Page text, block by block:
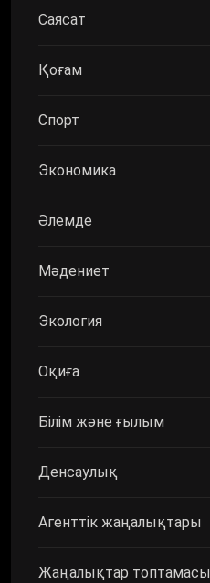
Саясат
Қоғам
Спорт
Экономика
Әлемде
Мәдениет
Экология
Оқиға
Білім және ғылым
Денсаулық
Агенттік жаңалықтары
Жаңалықтар топтамасы